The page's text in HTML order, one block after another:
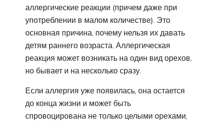
аллергические реакции (причем даже при
употреблении в малом количестве). Это
основная причина, почему нельзя их давать
детям раннего возраста. Аллергическая
реакция может возникать на один вид орехов,
но бывает и на несколько сразу.
Если аллергия уже появилась, она остается
до конца жизни и может быть
спровоцирована не только целыми орехами,